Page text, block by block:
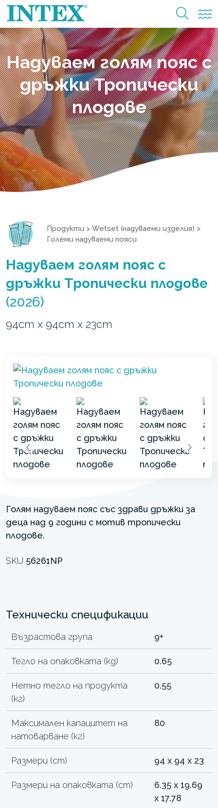
Надуваем голям пояс с
дръжки Тропически
плодове
Продукти > Wetset (надуваеми изделия) >
Големи надуваеми пояси
Надуваем голям пояс с
дръжки Тропически плодове
(2026)
94cm x 94cm x 23cm
Голям надуваем пояс със здрави дръжки за
деца над 9 години с мотив тропически
плодове.
SKU 56261NP
Технически спецификации
Възрастова група 9+
Тегло на опаковката (kg) 0.65
Нетно тегло на продукта
(кг)
0.55
Максимален капацитет на
натоварване (кг)
80
Размери (cm) 94 x 94 x 23
Размери на опаковката (cm)
6.35 x 19.69
x 17.78